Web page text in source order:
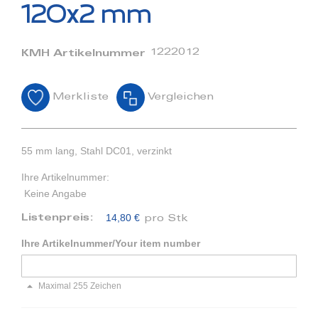
springen
120x2 mm
KMH Artikelnummer 1222012
Merkliste Vergleichen
55 mm lang, Stahl DC01, verzinkt
Ihre Artikelnummer:
Keine Angabe
Listenpreis: 14,80 € pro Stk
Ihre Artikelnummer/Your item number
Maximal 255 Zeichen